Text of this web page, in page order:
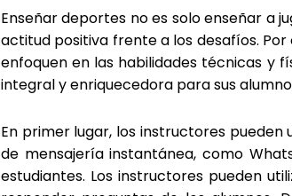
Enseñar deportes no es solo enseñar a
actitud positiva frente a los desafíos.
enfoquen en las habilidades técnicas y
integral y enriquecedora para sus
En primer lugar, los instructores
de mensajería instantánea, como
estudiantes. Los instructores pueden